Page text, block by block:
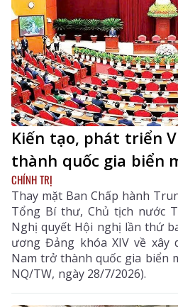
Kiến tạo, phát triển
thành quốc gia biển
CHÍNH TRỊ
Thay mặt Ban Chấp hành
Tổng Bí thư, Chủ tịch nước
Nghị quyết Hội nghị lần thứ
ương Đảng khóa XIV về xây
Nam trở thành quốc gia biển
NQ/TW, ngày 28/7/2026).